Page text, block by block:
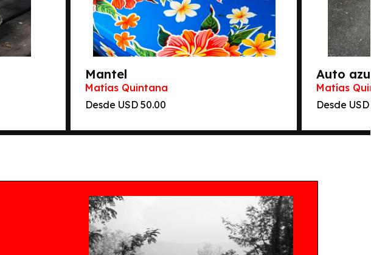
Mantel
Matías Quintana
Desde
50.00
Auto
Matías
Desde